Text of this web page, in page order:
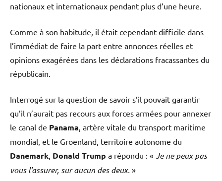
nationaux et internationaux pendant plus d’une heure.
Comme à son habitude, il était cependant difficile dans
l’immédiat de faire la part entre annonces réelles et
opinions exagérées dans les déclarations fracassantes du
républicain.
Interrogé sur la question de savoir s’il pouvait garantir
qu’il n’aurait pas recours aux forces armées pour annexer
le canal de Panama, artère vitale du transport maritime
mondial, et le Groenland, territoire autonome du
Danemark, Donald Trump a répondu : « Je ne peux pas
vous l’assurer, sur aucun des deux. »